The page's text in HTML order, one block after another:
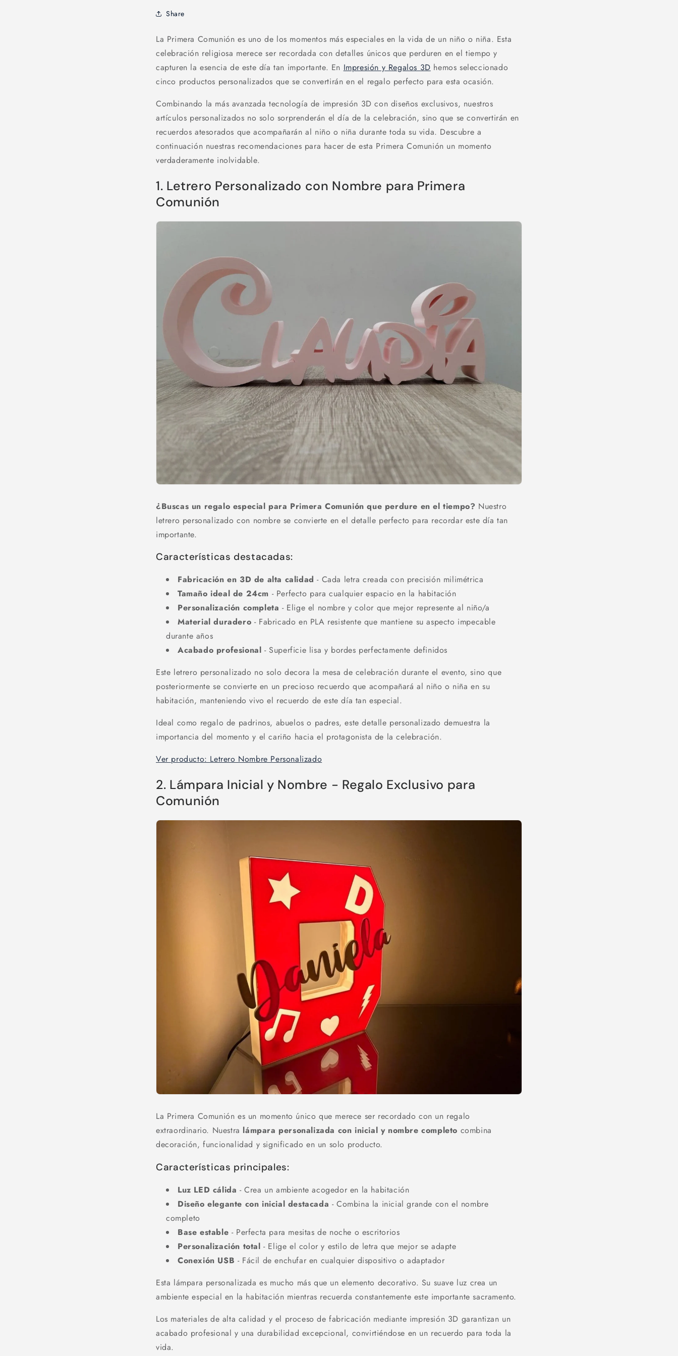
Share
La Primera Comunión es uno de los momentos más especiales en la vida de un niño o niña. Esta
celebración religiosa merece ser recordada con detalles únicos que perduren en el tiempo y
capturen la esencia de este día tan importante. En Impresión y Regalos 3D hemos seleccionado
cinco productos personalizados que se convertirán en el regalo perfecto para esta ocasión.
Combinando la más avanzada tecnología de impresión 3D con diseños exclusivos, nuestros
artículos personalizados no solo sorprenderán el día de la celebración, sino que se convertirán en
recuerdos atesorados que acompañarán al niño o niña durante toda su vida. Descubre a
continuación nuestras recomendaciones para hacer de esta Primera Comunión un momento
verdaderamente inolvidable.
1. Letrero Personalizado con Nombre para Primera
Comunión
¿Buscas un regalo especial para Primera Comunión que perdure en el tiempo? Nuestro
letrero personalizado con nombre se convierte en el detalle perfecto para recordar este día tan
importante.
Características destacadas:
Fabricación en 3D de alta calidad - Cada letra creada con precisión milimétrica
Tamaño ideal de 24cm - Perfecto para cualquier espacio en la habitación
Personalización completa - Elige el nombre y color que mejor represente al niño/a
Material duradero - Fabricado en PLA resistente que mantiene su aspecto impecable
durante años
Acabado profesional - Superficie lisa y bordes perfectamente definidos
Este letrero personalizado no solo decora la mesa de celebración durante el evento, sino que
posteriormente se convierte en un precioso recuerdo que acompañará al niño o niña en su
habitación, manteniendo vivo el recuerdo de este día tan especial.
Ideal como regalo de padrinos, abuelos o padres, este detalle personalizado demuestra la
importancia del momento y el cariño hacia el protagonista de la celebración.
Ver producto: Letrero Nombre Personalizado
2. Lámpara Inicial y Nombre - Regalo Exclusivo para
Comunión
La Primera Comunión es un momento único que merece ser recordado con un regalo
extraordinario. Nuestra lámpara personalizada con inicial y nombre completo combina
decoración, funcionalidad y significado en un solo producto.
Características principales:
Luz LED cálida - Crea un ambiente acogedor en la habitación
Diseño elegante con inicial destacada - Combina la inicial grande con el nombre
completo
Base estable - Perfecta para mesitas de noche o escritorios
Personalización total - Elige el color y estilo de letra que mejor se adapte
Conexión USB - Fácil de enchufar en cualquier dispositivo o adaptador
Esta lámpara personalizada es mucho más que un elemento decorativo. Su suave luz crea un
ambiente especial en la habitación mientras recuerda constantemente este importante sacramento.
Los materiales de alta calidad y el proceso de fabricación mediante impresión 3D garantizan un
acabado profesional y una durabilidad excepcional, convirtiéndose en un recuerdo para toda la
vida.